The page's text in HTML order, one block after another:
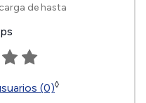
de hasta
(0)◊